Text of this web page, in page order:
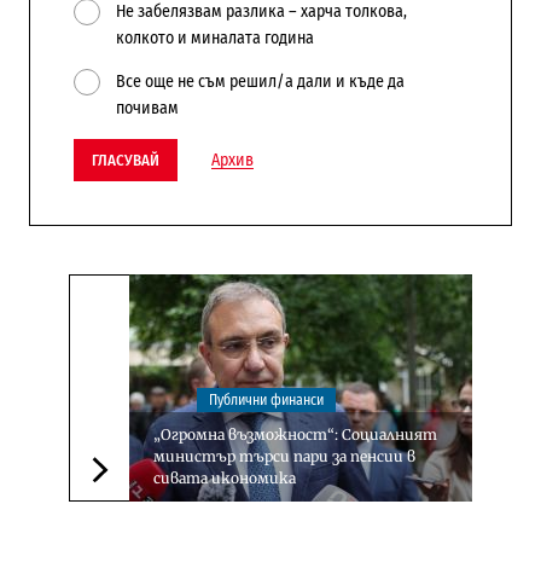
Не забелязвам разлика – харча толкова,
колкото и миналата година
Все още не съм решил/а дали и къде да
почивам
ГЛАСУВАЙ Архив
Следваща новина
Публични финанси
„Огромна възможност“: Социалният
министър търси пари за пенсии в
сивата икономика